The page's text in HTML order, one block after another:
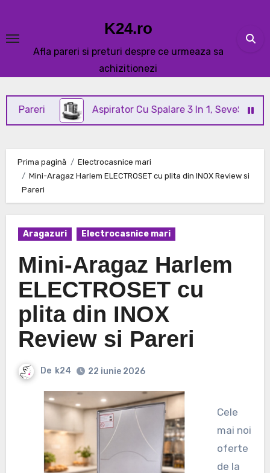
content
K24.ro
Afla pareri si preturi despre ce urmeaza sa
achizitionezi
Aspirator Cu Spalare 3 In 1, SeveShop® C3
Prima pagină
Electrocasnice mari
Mini-Aragaz Harlem ELECTROSET cu plita din INOX Review si
Pareri
Aragazuri Electrocasnice mari
Mini-Aragaz Harlem
ELECTROSET cu
plita din INOX
Review si Pareri
De k24 22 iunie 2026
Cele
mai noi
oferte
de la